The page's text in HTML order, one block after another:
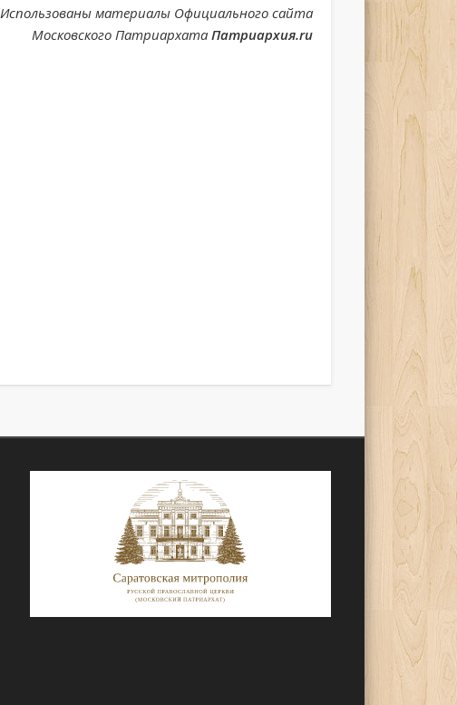
Использованы материалы Официального сайта
Московского ПатриархатаПатриархия.ru